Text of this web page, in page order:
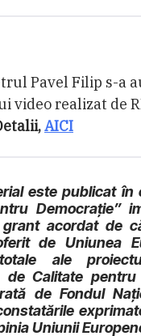
Pavel Filip s-a
video realizat de
AICI
este publicat
Democrație”
acordat de
de Uniunea
ale
de Calitate
de Fondul
Uniunii